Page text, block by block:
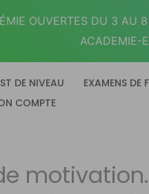
DE NIVEAU EXAMENS DE
COMPTE
OUVERTES DU 3
ACADEMIE-